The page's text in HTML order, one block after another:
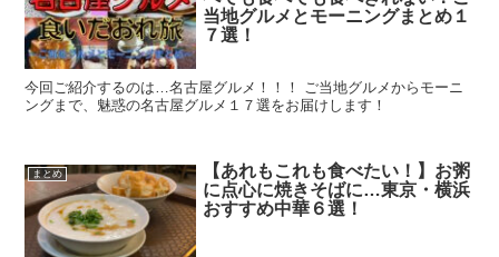
当地グルメとモーニングまとめ１
７選！
今回ご紹介するのは…名古屋グルメ！！！ ご当地グルメからモーニ
ングまで、魅惑の名古屋グルメ１７選をお届けします！
まとめ
【あれもこれも食べたい！】お粥
に点心に焼きそばに…東京・横浜
おすすめ中華６選！